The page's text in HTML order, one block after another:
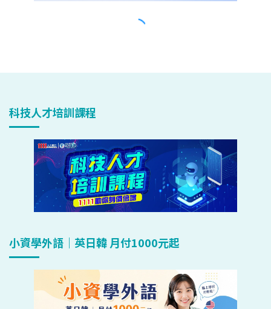
科技人才培訓課程
小資學外語｜英日韓 月付1000元起